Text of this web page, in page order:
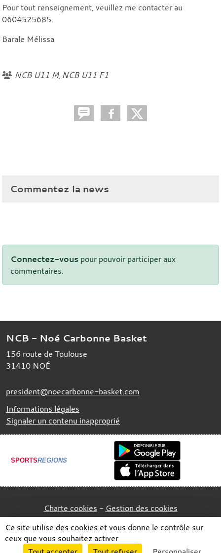
Pour tout renseignement, veuillez me contacter au
0604525685.
Barale Mélissa
NCB U11 M NCB U11 F1
Commentez la news
Connectez-vous pour pouvoir participer aux
commentaires.
NCB - Noé Carbonne Basket
156 route de Toulouse
31410 NOÉ
president@noecarbonne-basket.com
Informations légales
Signaler un contenu inapproprié
SPORTSREGIONS
Charte cookies Gestion des cookies
Ce site utilise des cookies et vous donne le contrôle sur
ceux que vous souhaitez activer